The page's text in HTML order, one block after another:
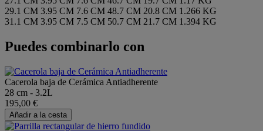
29.1 CM 3.95 CM 7.6 CM 48.7 CM 20.8 CM 1.266 KG
31.1 CM 3.95 CM 7.5 CM 50.7 CM 21.7 CM 1.394 KG
Puedes combinarlo con
Cacerola baja de Cerámica Antiadherente
28 cm - 3.2L
195,00 €
Añadir a la cesta